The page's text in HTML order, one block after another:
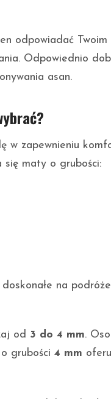
odpowiadać
Odpowiednio
asan.
w zapewnieniu
się maty o grubości:
na
od 3 do 4 mm.
grubości 4 mm